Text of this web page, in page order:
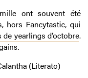
ont souvent été
hors Fancytastic, qui
yearlings d’octobre.
(Literato)